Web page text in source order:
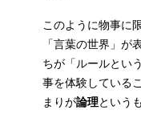
このように物事に
「言葉の世界」が
ちが「ルールとい
事を体験している
まりが論理という